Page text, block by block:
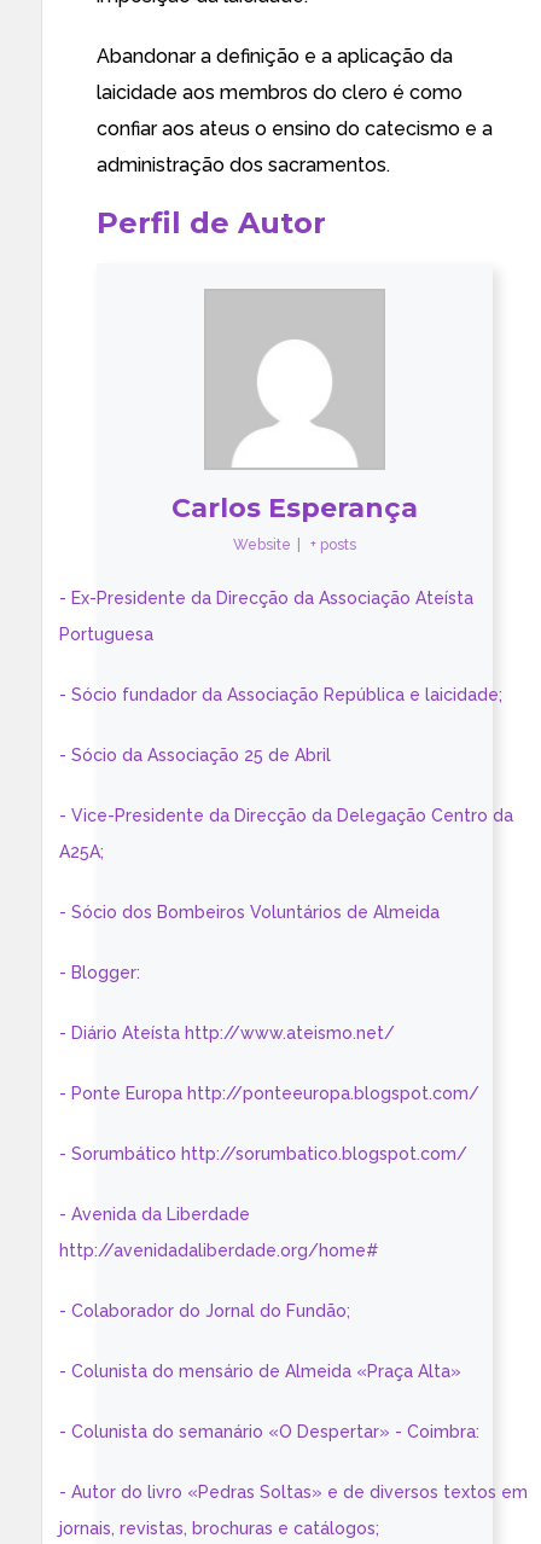
Abandonar a definição e a aplicação da
laicidade aos membros do clero é como
confiar aos ateus o ensino do catecismo e a
administração dos sacramentos.
Perfil de Autor
Carlos Esperança
Website + posts
- Ex-Presidente da Direcção da Associação Ateísta
Portuguesa
- Sócio fundador da Associação República e laicidade;
- Sócio da Associação 25 de Abril
- Vice-Presidente da Direcção da Delegação Centro da
A25A;
- Sócio dos Bombeiros Voluntários de Almeida
- Blogger:
- Diário Ateísta http://www.ateismo.net/
- Ponte Europa http://ponteeuropa.blogspot.com/
- Sorumbático http://sorumbatico.blogspot.com/
- Avenida da Liberdade
http://avenidadaliberdade.org/home#
- Colaborador do Jornal do Fundão;
- Colunista do mensário de Almeida «Praça Alta»
- Colunista do semanário «O Despertar» - Coimbra:
- Autor do livro «Pedras Soltas» e de diversos textos em
jornais, revistas, brochuras e catálogos;